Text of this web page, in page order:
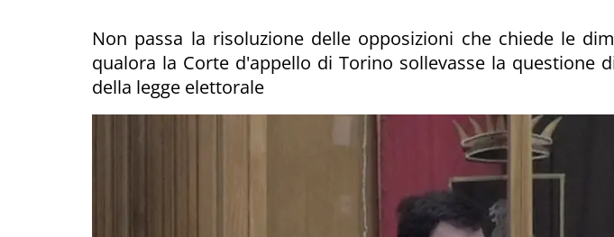
Non passa la risoluzione delle opposizioni che chiede le
qualora la Corte d'appello di Torino sollevasse la questione
della legge elettorale